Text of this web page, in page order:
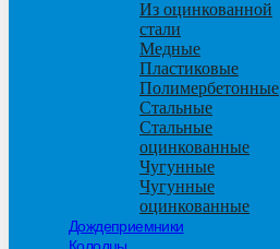
Из оцинкованной
стали
Медные
Пластиковые
Полимербетонные
Стальные
Стальные
оцинкованные
Чугунные
Чугунные
оцинкованные
Дождеприемники